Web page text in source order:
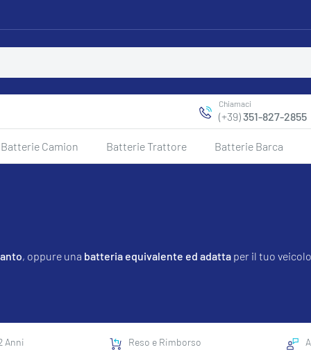
Chiamaci
(+39)351-827-2855
Batterie Camion Batterie Trattore Batterie Barca
, oppure una batteria equivalente ed adatta per il tuo
Anni Reso e Rimborso